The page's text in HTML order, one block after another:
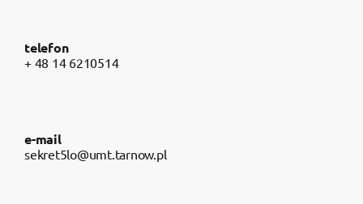
telefon
+ 48 14 6210514
e-mail
sekret5lo@umt.tarnow.pl